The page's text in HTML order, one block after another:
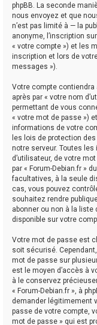
phpBB. La seconde
nous envoyez et que
n’est pas limité à — la
anonyme, l’inscription
« votre compte ») et les
inscription et lors de
messages »).
Votre compte
après par « votre nom
permettant de vous
« votre mot de passe »)
informations de votre
les lois de protection
notre serveur. Toutes
d’utilisateur, de votre
par « Forum-Debian.fr »
facultatives, à la seule
cas, vous pouvez
souhaitez rendre
abonner ou non à la liste
disponible sur votre
Votre mot de passe est
soit sécurisé.
mot de passe sur
est le moyen d’accès à
à le conservez
« Forum-Debian.fr », à
demander légitimement
passe de votre compte,
mot de passe » qui est